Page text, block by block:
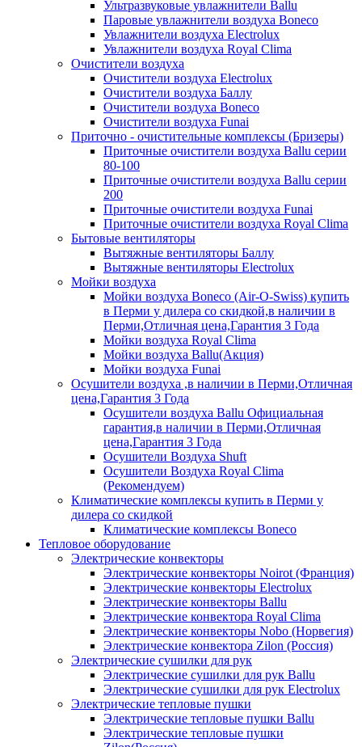
Ультразвуковые увлажнители Ballu
Паровые увлажнители воздуха Boneco
Увлажнители воздуха Electrolux
Увлажнители воздуха Royal Clima
Очистители воздуха
Очистители воздуха Electrolux
Очистители воздуха Баллу
Очистители воздуха Boneco
Очистители воздуха Funai
Приточно - очистительные комплексы (Бризеры)
Приточные очистители воздуха Ballu серии
80-100
Приточные очистители воздуха Ballu серии
200
Приточные очистители воздуха Funai
Приточные очистители воздуха Royal Clima
Бытовые вентиляторы
Вытяжные вентиляторы Баллу
Вытяжные вентиляторы Electrolux
Мойки воздуха
Мойки воздуха Boneco (Air-O-Swiss) купить
в Перми у дилера со скидкой,в наличии в
Перми,Отличная цена,Гарантия 3 Года
Мойки воздуха Royal Clima
Мойки воздуха Ballu(Акция)
Мойки воздуха Funai
Осушители воздуха ,в наличии в Перми,Отличная
цена,Гарантия 3 Года
Осушители воздуха Ballu Официальная
гарантия,в наличии в Перми,Отличная
цена,Гарантия 3 Года
Осушители Воздуха Shuft
Осушители Воздуха Royal Clima
(Рекомендуем)
Климатические комплексы купить в Перми у
дилера со скидкой
Климатические комплексы Boneсo
Тепловое оборудование
Электрические конвекторы
Электрические конвекторы Noirot (Франция)
Электрические конвекторы Electrolux
Электрические конвекторы Ballu
Электрические конвектора Royal Clima
Электрические конвекторы Nobo (Норвегия)
Электрические конвектора Zilon (Россия)
Электрические сушилки для рук
Электрические сушилки для рук Ballu
Электрические сушилки для рук Electrolux
Электрические тепловые пушки
Электрические тепловые пушки Ballu
Электрические тепловые пушки